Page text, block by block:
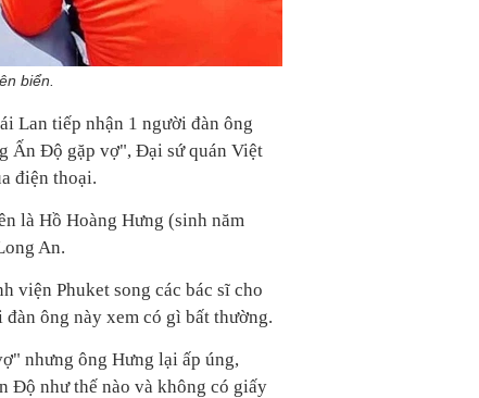
biển.
Lan tiếp nhận 1 người đàn ông
Ấn Độ gặp vợ", Đại sứ quán Việt
điện thoại.
là Hồ Hoàng Hưng (sinh năm
An.
viện Phuket song các bác sĩ cho
ông này xem có gì bất thường.
nhưng ông Hưng lại ấp úng,
Độ như thế nào và không có giấy